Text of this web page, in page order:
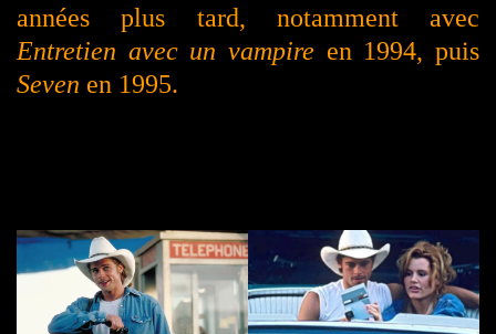
années plus tard, notamment avec
Entretien avec un vampire en 1994, puis
Seven en 1995.